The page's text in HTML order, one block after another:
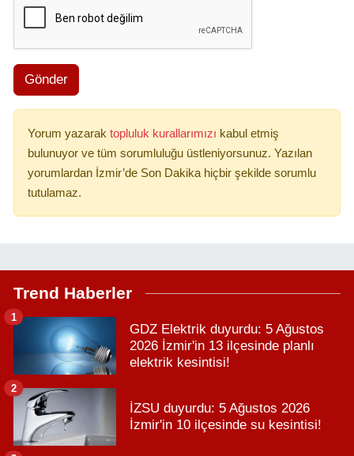
Gönder
Yorum yazarak topluluk kurallarımızı kabul etmiş
bulunuyor ve tüm sorumluluğu üstleniyorsunuz. Yazılan
yorumlardan İzmir’de Son Dakika hiçbir şekilde sorumlu
tutulamaz.
Trend Haberler
GDZ Elektrik duyurdu: 5 Ağustos
2026 İzmir'in 13 ilçesinde planlı
elektrik kesintisi!
1
İZSU duyurdu: 5 Ağustos 2026
İzmir'in 10 ilçesinde su kesintisi!
2